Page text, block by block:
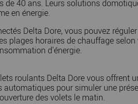
40 ans. Leurs solutions
en énergie.
Delta Dore, vous pouvez
plages horaires de chauffage
d'énergie.
roulants Delta Dore vous offrent
pour simuler une
des volets le matin.